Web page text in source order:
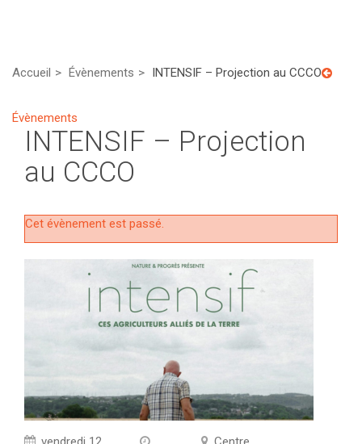
Accueil Évènements INTENSIF – Projection au CCCO
Évènements
INTENSIF – Projection
au CCCO
Cet évènement est passé.